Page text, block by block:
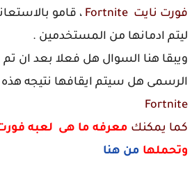
فورت نايت Fortnite
، قامو
ليتم ادمانها من المستخدمين .
ويبقا هنا السوال هل فعلا بعد ان
الرسمى هل سيتم ايقافها نتيجه
Fortnite
كما يمكنك
وتحملها من هنا